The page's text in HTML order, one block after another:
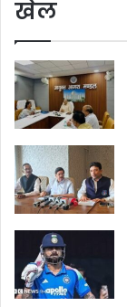
खेल